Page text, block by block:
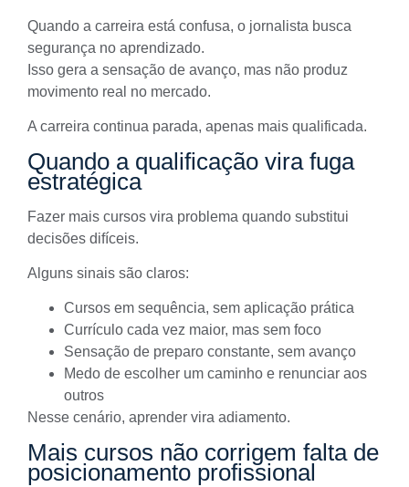
Quando a carreira está confusa, o jornalista busca
segurança no aprendizado.
Isso gera a sensação de avanço, mas não produz
movimento real no mercado.
A carreira continua parada, apenas mais qualificada.
Quando a qualificação vira fuga
estratégica
Fazer mais cursos vira problema quando substitui
decisões difíceis.
Alguns sinais são claros:
Cursos em sequência, sem aplicação prática
Currículo cada vez maior, mas sem foco
Sensação de preparo constante, sem avanço
Medo de escolher um caminho e renunciar aos
outros
Nesse cenário, aprender vira adiamento.
Mais cursos não corrigem falta de
posicionamento profissional